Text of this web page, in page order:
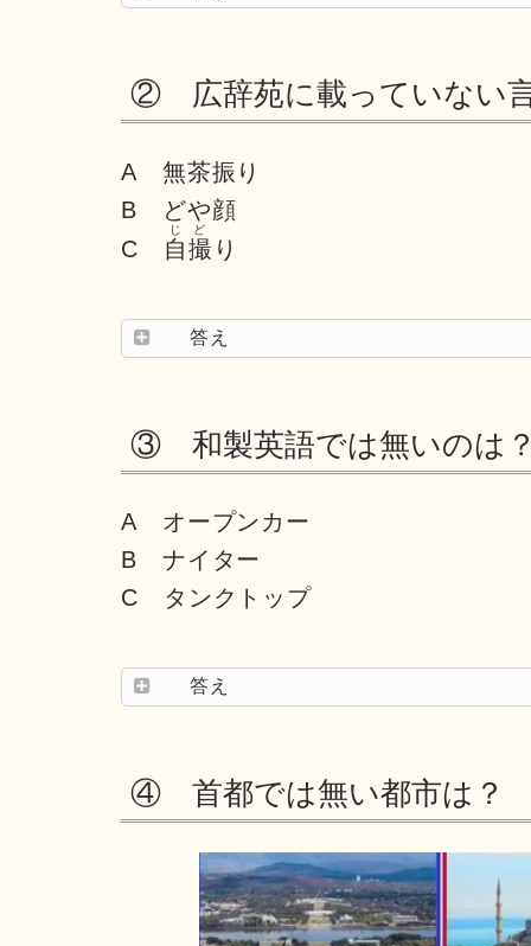
② 広辞苑に載っていない
A 無茶振り
B どや顔
C
自撮
じど
り
答え
③ 和製英語では無いのは
A オープンカー
B ナイター
C タンクトップ
答え
④ 首都では無い都市は？